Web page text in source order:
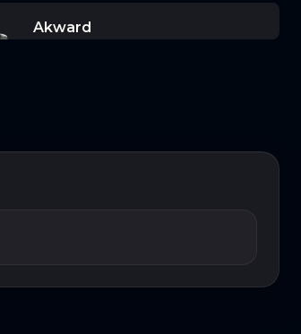
Akward